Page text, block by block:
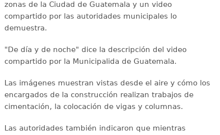
zonas de la Ciudad de Guatemala y un video
compartido por las autoridades municipales lo
demuestra.
"De día y de noche" dice la descripción del video
compartido por la Municipalida de Guatemala.
Las imágenes muestran vistas desde el aire y cómo los
encargados de la construcción realizan trabajos de
cimentación, la colocación de vigas y columnas.
Las autoridades también indicaron que mientras